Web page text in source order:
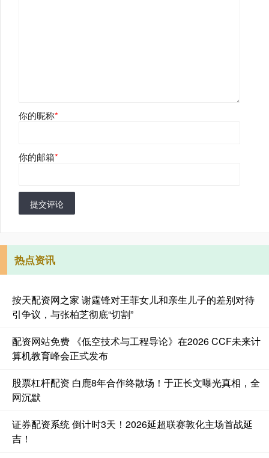
你的昵称*
你的邮箱*
提交评论
热点资讯
按天配资网之家 谢霆锋对王菲女儿和亲生儿子的差别对待
引争议，与张柏芝彻底“切割”
配资网站免费 《低空技术与工程导论》在2026 CCF未来计
算机教育峰会正式发布
股票杠杆配资 白鹿8年合作终散场！于正长文曝光真相，全
网沉默
证券配资系统 倒计时3天！2026延超联赛敦化主场首战延
吉！